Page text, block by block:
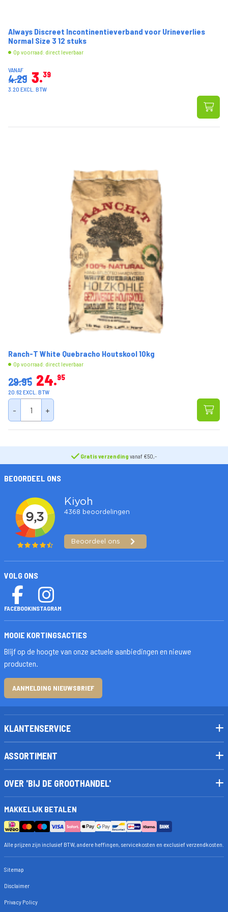
Always Discreet Incontinentieverband voor Urineverlies
Normal Size 3 12 stuks
Op voorraad: direct leverbaar
VANAF
4.29 3 39
3.20 EXCL. BTW
Ranch-T White Quebracho Houtskool 10kg
Op voorraad: direct leverbaar
29.95 24 95
20.62 EXCL. BTW
- +
Gratis verzending vanaf €50,-
BEOORDEEL ONS
VOLG ONS
FACEBOOKINSTAGRAM
MOOIE KORTINGSACTIES
Blijf op de hoogte van onze actuele aanbiedingen en nieuwe
producten.
AANMELDING NIEUWSBRIEF
KLANTENSERVICE
ASSORTIMENT
OVER 'BIJ DE GROOTHANDEL'
MAKKELIJK BETALEN
Alle prijzen zijn inclusief BTW, andere heffingen, servicekosten en exclusief verzendkosten.
Sitemap
Disclaimer
Privacy Policy